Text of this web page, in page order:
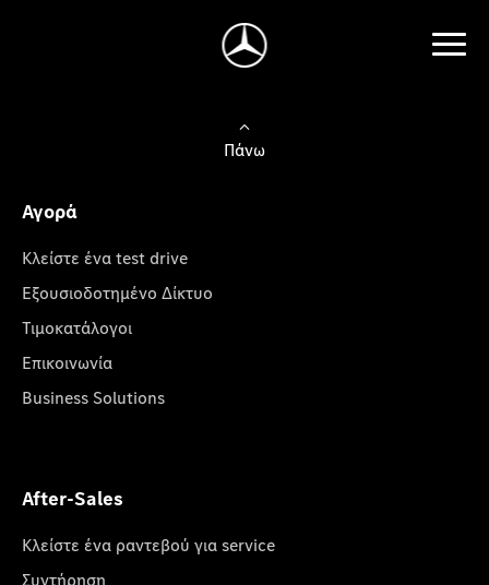
Πάνω
Αγορά
Κλείστε ένα test drive
Εξουσιοδοτημένο Δίκτυο
Τιμοκατάλογοι
Επικοινωνία
Business Solutions
After-Sales
Κλείστε ένα ραντεβού για service
Συντήρηση